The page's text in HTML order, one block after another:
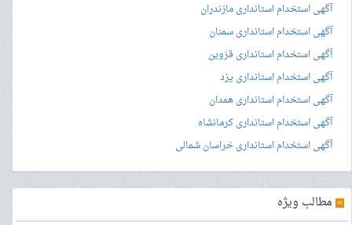
آگهی استخدام استانداری مازندران
آگهی استخدام استانداری سمنان
آگهی استخدام استانداری قزوین
آگهی استخدام استانداری یزد
آگهی استخدام استانداری همدان
آگهی استخدام استانداری کرمانشاه
آگهی استخدام استانداری خراسان شمالی
» مطالب ویژه